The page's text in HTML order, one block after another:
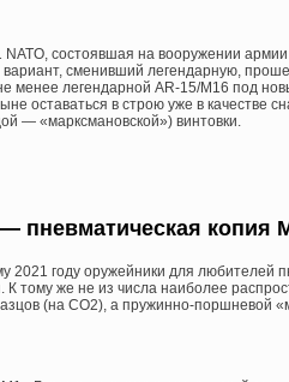
NATO, состоявшая на вооружении
сменивший легендарную,
менее легендарной AR-15/M16 под
оставаться в строю уже в качестве
— «марксмановской») винтовки.
пневматическая копия
2021 году оружейники для любителей
К тому же не из числа наиболее
(на СО2), а пружинно-поршневой